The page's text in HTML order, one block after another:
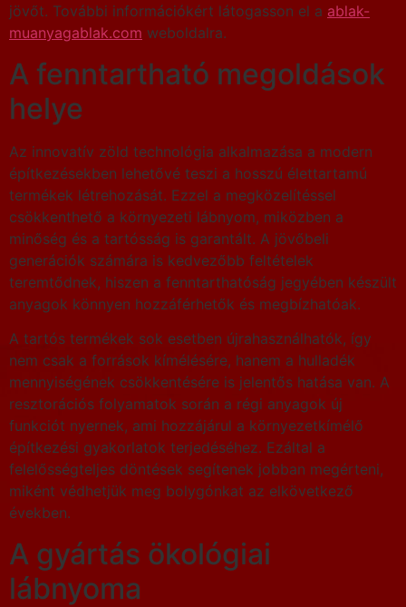
jövőt. További információkért látogasson el a ablak-
muanyagablak.com weboldalra.
A fenntartható megoldások
helye
Az innovatív zöld technológia alkalmazása a modern
építkezésekben lehetővé teszi a hosszú élettartamú
termékek létrehozását. Ezzel a megközelítéssel
csökkenthető a környezeti lábnyom, miközben a
minőség és a tartósság is garantált. A jövőbeli
generációk számára is kedvezőbb feltételek
teremtődnek, hiszen a fenntarthatóság jegyében készült
anyagok könnyen hozzáférhetők és megbízhatóak.
A tartós termékek sok esetben újrahasználhatók, így
nem csak a források kímélésére, hanem a hulladék
mennyiségének csökkentésére is jelentős hatása van. A
resztorációs folyamatok során a régi anyagok új
funkciót nyernek, ami hozzájárul a környezetkímélő
építkezési gyakorlatok terjedéséhez. Ezáltal a
felelősségteljes döntések segítenek jobban megérteni,
miként védhetjük meg bolygónkat az elkövetkező
években.
A gyártás ökológiai
lábnyoma